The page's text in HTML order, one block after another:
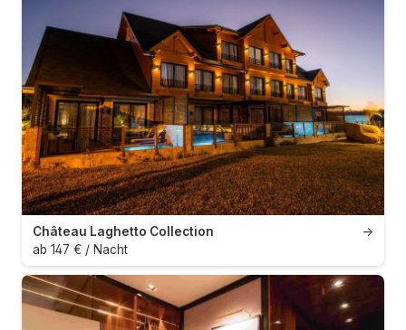
→
Château Laghetto Collection
ab 147 € / Nacht